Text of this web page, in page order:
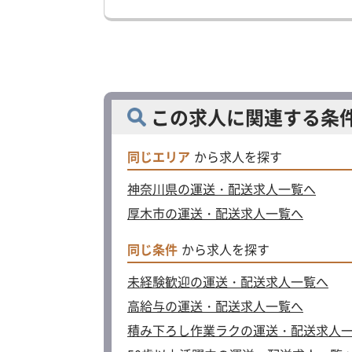
この求人に関連する条
同じエリア から求人を探す
神奈川県の運送・配送求人一覧へ
厚木市の運送・配送求人一覧へ
同じ条件 から求人を探す
未経験歓迎の運送・配送求人一覧へ
高給与の運送・配送求人一覧へ
積み下ろし作業ラクの運送・配送求人